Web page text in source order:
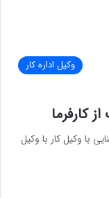
وکیل اداره کار
کارفرما
با وکیل کار با وکیل